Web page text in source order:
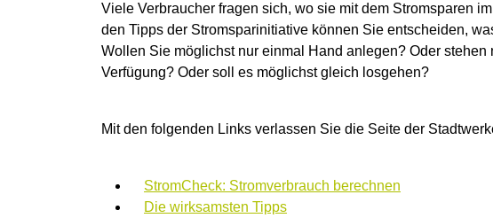
Viele Verbraucher fragen sich, wo sie mit dem Stromsparen
den Tipps der Stromsparinitiative können Sie entscheiden,
Wollen Sie möglichst nur einmal Hand anlegen? Oder stehen
Verfügung? Oder soll es möglichst gleich losgehen?
Mit den folgenden Links verlassen Sie die Seite der
StromCheck: Stromverbrauch berechnen
Die wirksamsten Tipps